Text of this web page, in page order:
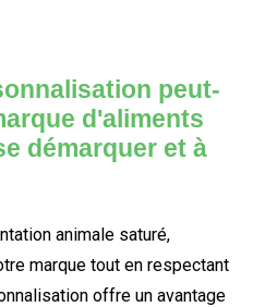
peut-
d'aliments
démarquer et à
animale saturé,
marque tout en respectant
offre un avantage